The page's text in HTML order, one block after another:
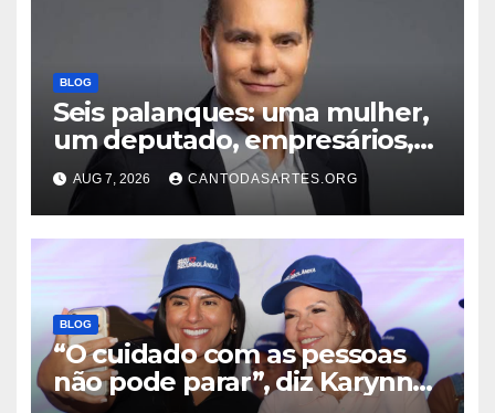
BLOG
Seis palanques: uma mulher,
um deputado, empresários,
professor e vice-governador;
Conheça todos os nomes que
disputam o Governo do TO
AUG 7, 2026 CANTODASARTES.ORG
BLOG
“O cuidado com as pessoas
não pode parar”, diz Karynne